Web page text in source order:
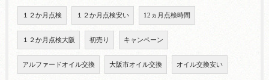
１２か月点検 １２か月点検安い 12ヵ月点検時間
１２か月点検大阪 初売り キャンペーン
アルファードオイル交換 大阪市オイル交換 オイル交換安い